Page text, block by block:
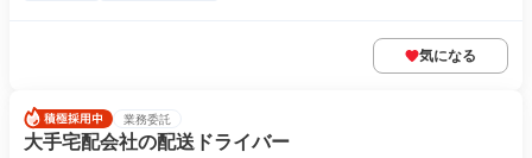
気になる
業務委託
大手宅配会社の配送ドライバー